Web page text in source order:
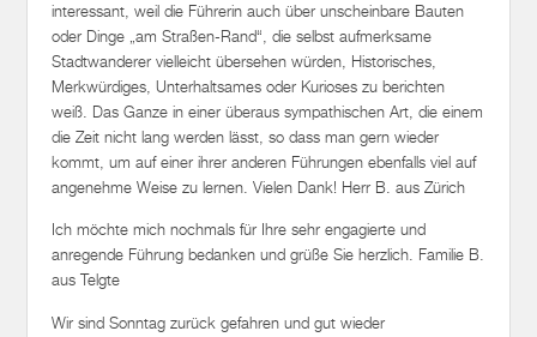
Stadtwanderer vielleicht übersehen würden, Historisches,
Merkwürdiges, Unterhaltsames oder Kurioses zu berichten
weiß. Das Ganze in einer überaus sympathischen Art, die einem
die Zeit nicht lang werden lässt, so dass man gern wieder
kommt, um auf einer ihrer anderen Führungen ebenfalls viel auf
angenehme Weise zu lernen. Vielen Dank! Herr B. aus Zürich
Ich möchte mich nochmals für Ihre sehr engagierte und
aus Telgte
Wir sind Sonntag zurück gefahren und gut wieder
aus Münster